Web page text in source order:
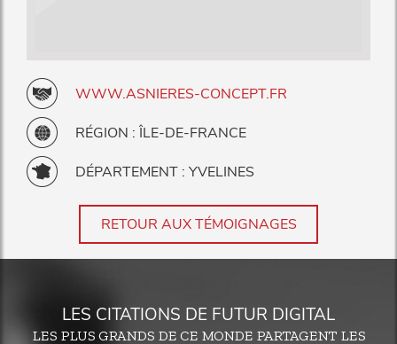
WWW.ASNIERES-CONCEPT.FR
RÉGION : ÎLE-DE-FRANCE
DÉPARTEMENT : YVELINES
RETOUR AUX TÉMOIGNAGES
LES CITATIONS DE FUTUR DIGITAL
LES PLUS GRANDS DE CE MONDE PARTAGENT LES